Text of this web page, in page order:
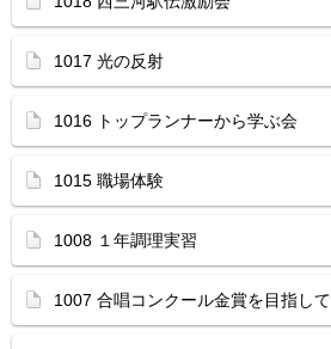
1017 光の反射
1016 トップランナーから学ぶ会
1015 職場体験
1008 １年調理実習
1007 合唱コンクール金賞を目指して